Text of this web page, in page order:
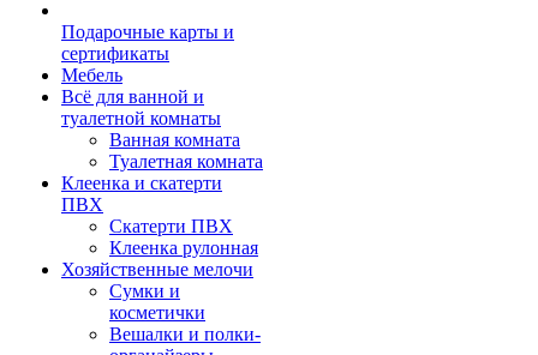
Подарочные карты и
сертификаты
Мебель
Всё для ванной и
туалетной комнаты
Ванная комната
Туалетная комната
Клеенка и скатерти
ПВХ
Скатерти ПВХ
Клеенка рулонная
Хозяйственные мелочи
Сумки и
косметички
Вешалки и полки-